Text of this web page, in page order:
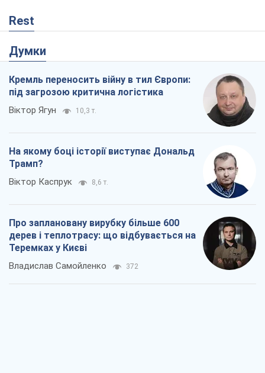
Rest
Думки
Кремль переносить війну в тил Європи:
під загрозою критична логістика
Віктор Ягун 10,3 т.
На якому боці історії виступає Дональд
Трамп?
Віктор Каспрук 8,6 т.
Про заплановану вирубку більше 600
дерев і теплотрасу: що відбувається на
Теремках у Києві
Владислав Самойленко 372